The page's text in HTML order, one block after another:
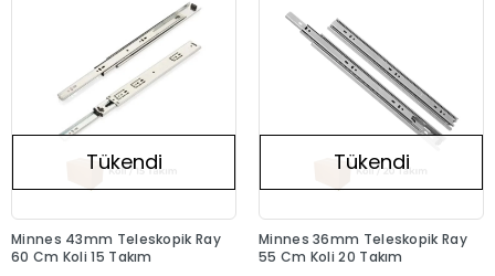
Tükendi
Minnes 43mm Teleskopik Ray
60 Cm Koli 15 Takım
Tükendi
Minnes 36mm Teleskopik Ray
55 Cm Koli 20 Takım